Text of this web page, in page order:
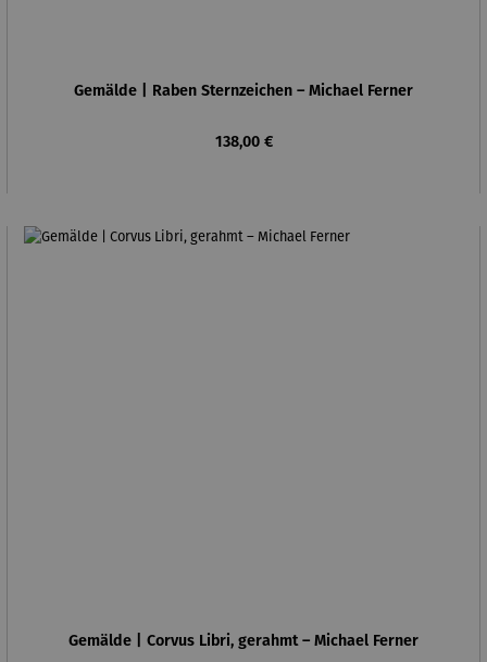
Gemälde | Raben Sternzeichen – Michael Ferner
Regulärer Preis:
138,00 €
Gemälde | Corvus Libri, gerahmt – Michael Ferner